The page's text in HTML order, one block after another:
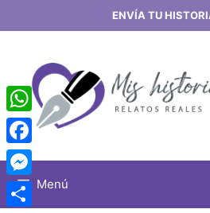
al
ENVÍA TU
Menú
WhatsApp
Facebook
Messenger